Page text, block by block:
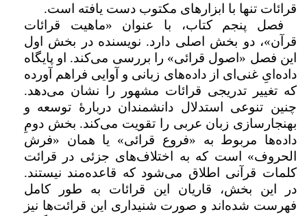
قرائات تنها با ابزارهای مکتوب دست یافته است.
فصل پنجم کتاب، با عنوان «ماهیت قرائات
قرآن»، دو بخش اصلی دارد. نویسنده در بخش اول
این فصل «اصول قرائی» را بررسی می‌کند. او پایگاه
داد‌ه‌ایِ غنی‌ای از داده‌های زبانی و آوایی فراهم آورده
که تغییر تدریجی قرائات مشهور را نشان می‌دهد.
چنین تنوعی استدلال دانشمندان دربارۀ توسعه و
بهنجارسازی زبان عربی را تقویت می‌کند. بخش دومِ
داده‌ها مربوط به «فروع قرائی» یا همان «فرش‌
الحروف» است که به اختلاف‌های جزئی در قرائت
کلمات قرآنی اطلاق می‌شود که قاعده‌مند نیستند.
در این بخش، قاریان این قرائات به طور کامل
فهرست شده‌اند و صورت شنیداری این قرائت‌ها نیز